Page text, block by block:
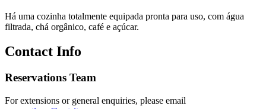
Há uma cozinha totalmente equipada pronta para uso, com água
filtrada, chá orgânico, café e açúcar.
Contact Info
Reservations Team
For extensions or general enquiries, please email